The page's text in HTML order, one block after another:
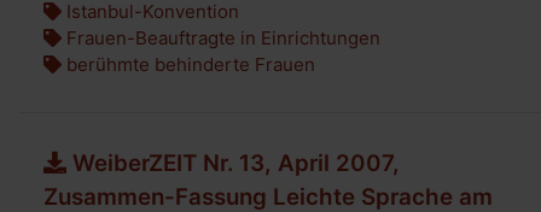
Istanbul-Konvention
Frauen-Beauftragte in Einrichtungen
berühmte behinderte Frauen
WeiberZEIT Nr. 13, April 2007,
Zusammen-Fassung Leichte Sprache am